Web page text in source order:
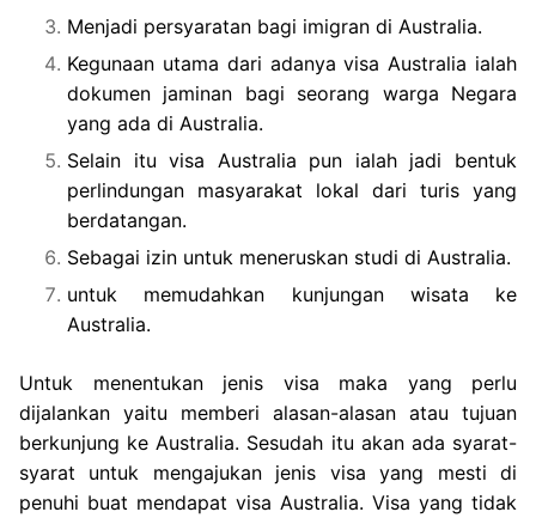
Menjadi persyaratan bagi imigran di Australia.
Kegunaan utama dari adanya visa Australia ialah
dokumen jaminan bagi seorang warga Negara
yang ada di Australia.
Selain itu visa Australia pun ialah jadi bentuk
perlindungan masyarakat lokal dari turis yang
berdatangan.
Sebagai izin untuk meneruskan studi di Australia.
untuk memudahkan kunjungan wisata ke
Australia.
Untuk menentukan jenis visa maka yang perlu
dijalankan yaitu memberi alasan-alasan atau tujuan
berkunjung ke Australia. Sesudah itu akan ada syarat-
syarat untuk mengajukan jenis visa yang mesti di
penuhi buat mendapat visa Australia. Visa yang tidak